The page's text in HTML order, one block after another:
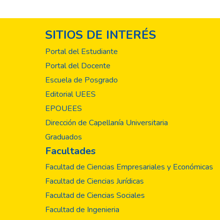
SITIOS DE INTERÉS
Portal del Estudiante
Portal del Docente
Escuela de Posgrado
Editorial UEES
EPOUEES
Dirección de Capellanía Universitaria
Graduados
Facultades
Facultad de Ciencias Empresariales y Económicas
Facultad de Ciencias Jurídicas
Facultad de Ciencias Sociales
Facultad de Ingenieria